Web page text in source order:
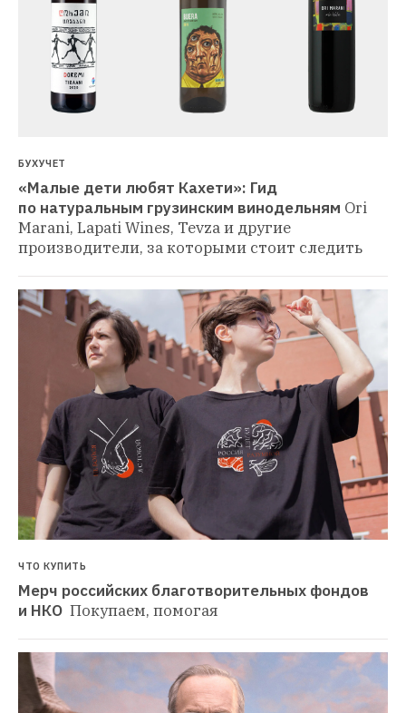
БУХУЧЕТ
«Малые дети любят Кахети»: Гид
по натуральным грузинским винодельням Ori
Marani, Lapati Wines, Tevza и другие
производители, за которыми стоит следить
ЧТО КУПИТЬ
Мерч российских благотворительных фондов
и НКО Покупаем, помогая